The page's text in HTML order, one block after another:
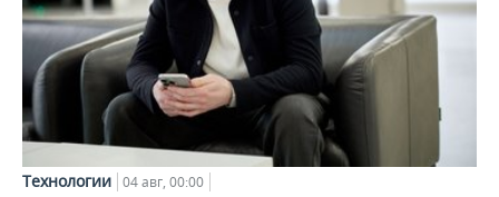
Технологии 04 авг, 00:00